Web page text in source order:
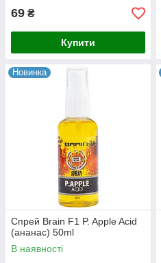
69 ₴
Купити
Новинка
Спрей Brain F1 P. Apple Acid
(ананас) 50ml
В наявності